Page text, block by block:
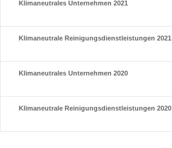
Klimaneutrales Unternehmen 2021
Klimaneutrale Reinigungsdienstleistungen 2021
Klimaneutrales Unternehmen 2020
Klimaneutrale Reinigungsdienstleistungen 2020